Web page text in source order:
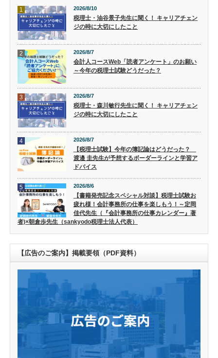
1 2026/8/10
税理士・油谷景子先生に聞く！ キャリアチェン
ジの時に大切にしたこと
2 2026/8/7
会計人コースWeb「読者アンケート」のお願い
～今年の税理士試験どうだった？
3 2026/8/7
税理士・森川敏行先生に聞く！ キャリアチェン
ジの時に大切にしたこと
4 2026/8/7
【税理士試験】今年の簿記論はどうだった？
渡邉 圭先生が予想するボーダーラインと学習ア
ドバイス
5 2026/8/6
【書籍発売記念スペシャル対談】税理士試験お
疲れ様！会計事務所の仕事を楽しもう！～定岡
佳代先生（『会計事務所の仕事カレンダー』著
者)×朝倉歩先生（sankyodo税理士法人代表）
【広告のご案内】掲載要領（PDF資料）